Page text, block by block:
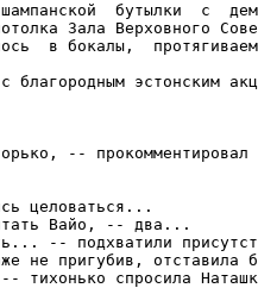
бутылки  с
Зала Верховного
в бокалы,
благородным эстонским
-- прокомментировал
целоваться...
Вайо, -- два...
-- подхватили
не пригубив, отставила
тихонько спросила